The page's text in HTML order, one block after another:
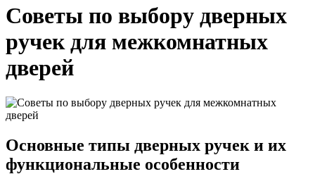
Советы по выбору дверных
ручек для межкомнатных
дверей
Основные типы дверных ручек и их
функциональные особенности